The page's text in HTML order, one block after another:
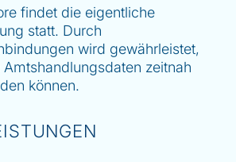
findet die eigentliche
statt. Durch
wird gewährleistet,
zeitnah
können.